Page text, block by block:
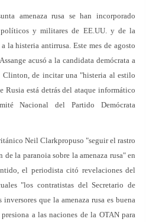
amenaza rusa se han incorporado
y militares de EE.UU. y de la
la histeria antirrusa. Este mes de agosto
acusó a la candidata demócrata a
Clinton, de incitar una "histeria al estilo
Rusia está detrás del ataque informático
Nacional del Partido Demócrata
Neil Clarkpropuso "seguir el rastro
la paranoia sobre la amenaza rusa" en
el periodista citó revelaciones del
"los contratistas del Secretario de
que la amenaza rusa es buena
a las naciones de la OTAN para